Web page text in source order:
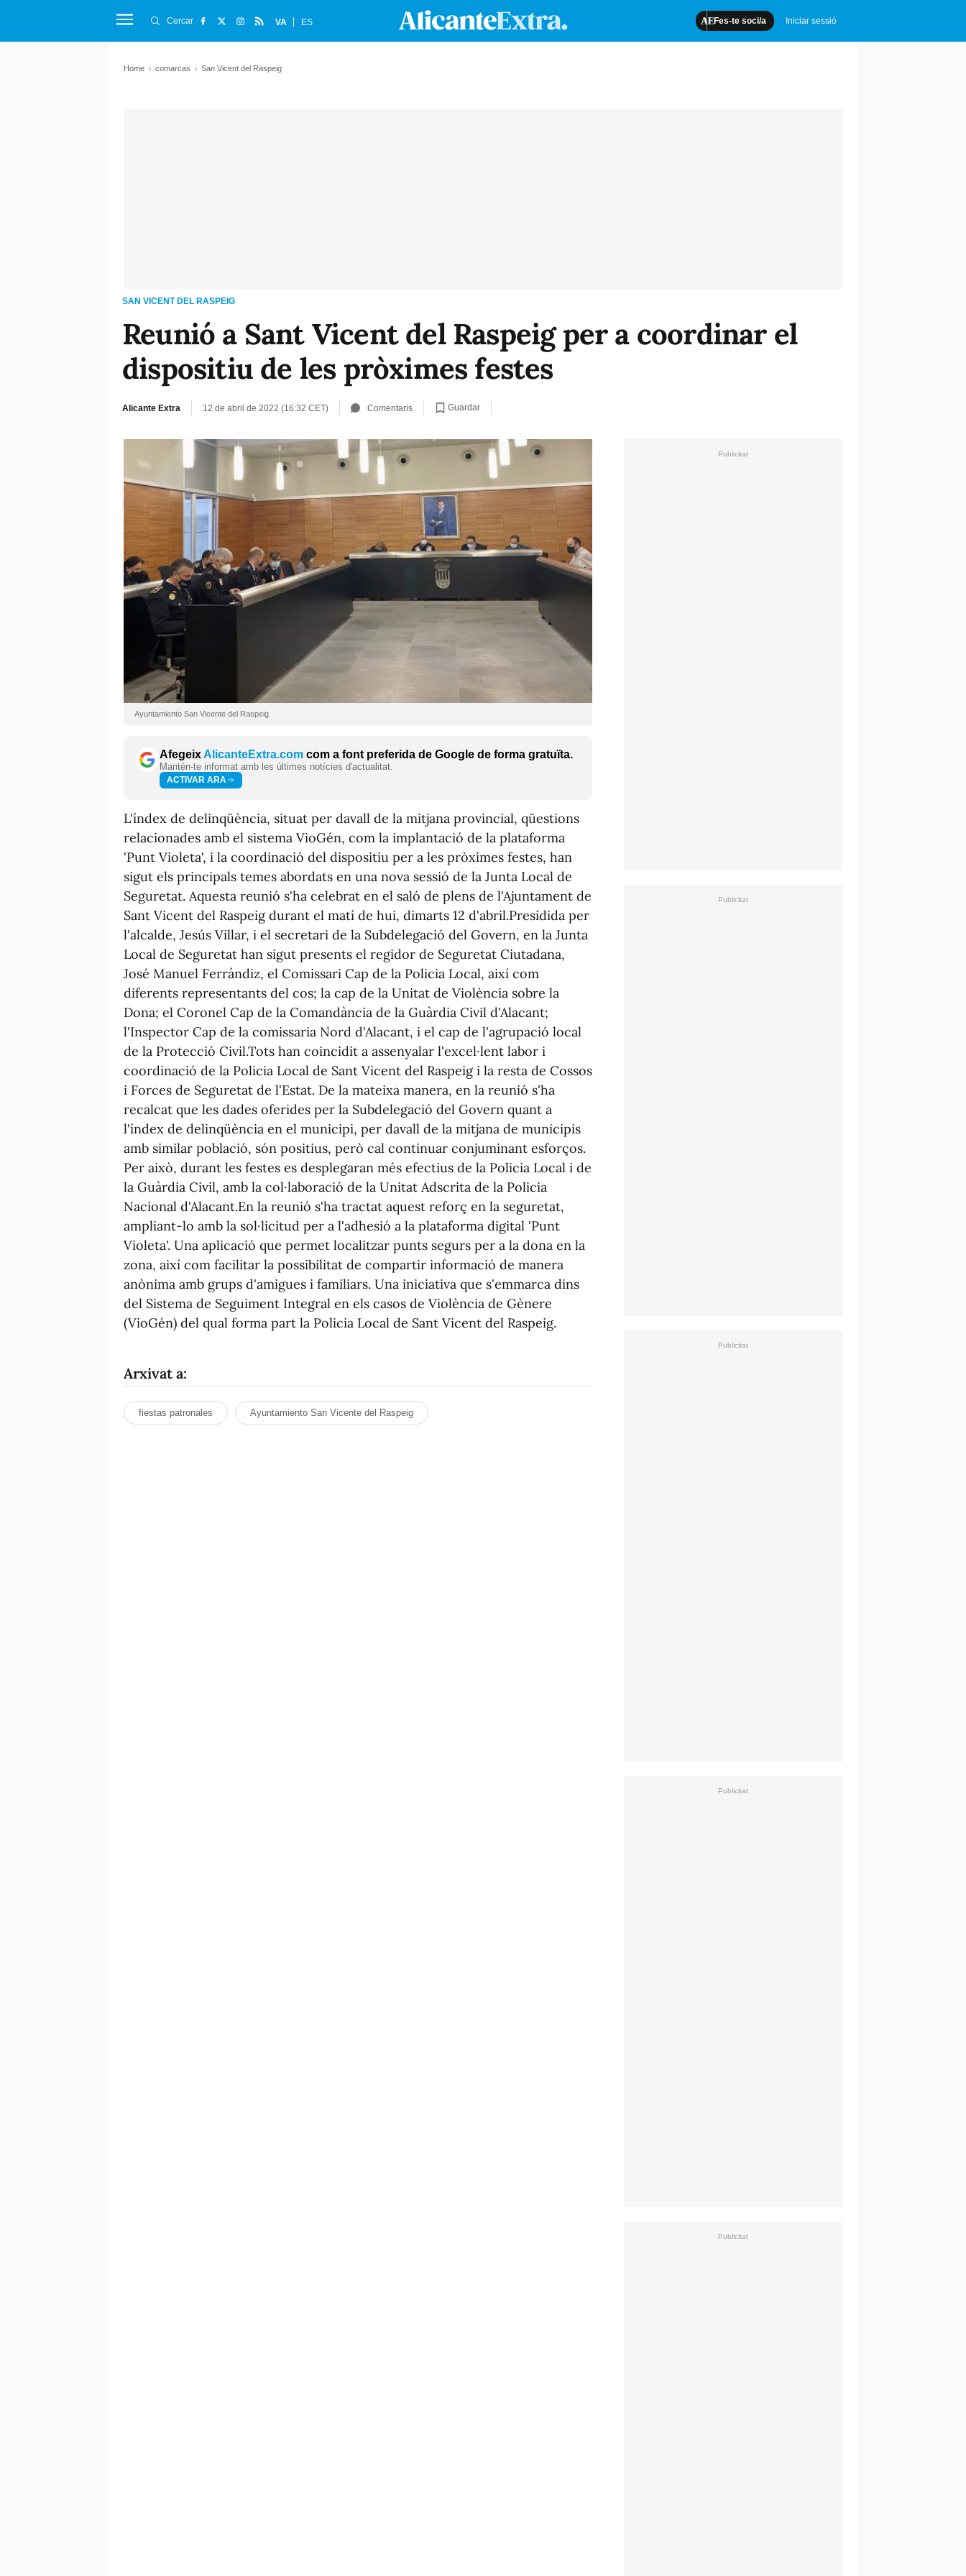
Fes-te soci/a Iniciar sessió
Cercar VA ES
Home comarcas San Vicent del Raspeig
SAN VICENT DEL RASPEIG
Reunió a Sant Vicent del Raspeig per a coordinar el
dispositiu de les pròximes festes
Alicante Extra 12 de abril de 2022 (16:32 CET) Comentaris Guardar
Ayuntamiento San Vicente del Raspeig
AfegeixAlicanteExtra.com com a font preferida de Google de forma gratuïta.
Mantén-te informat amb les últimes notícies d'actualitat.
ACTIVAR ARA
L'índex de delinqüència, situat per davall de la mitjana provincial, qüestions
relacionades amb el sistema VioGén, com la implantació de la plataforma
'Punt Violeta', i la coordinació del dispositiu per a les pròximes festes, han
sigut els principals temes abordats en una nova sessió de la Junta Local de
Seguretat. Aquesta reunió s'ha celebrat en el saló de plens de l'Ajuntament de
Sant Vicent del Raspeig durant el matí de hui, dimarts 12 d'abril.Presidida per
l'alcalde, Jesús Villar, i el secretari de la Subdelegació del Govern, en la Junta
Local de Seguretat han sigut presents el regidor de Seguretat Ciutadana,
José Manuel Ferrándiz, el Comissari Cap de la Policia Local, així com
diferents representants del cos; la cap de la Unitat de Violència sobre la
Dona; el Coronel Cap de la Comandància de la Guàrdia Civil d'Alacant;
l'Inspector Cap de la comissaria Nord d'Alacant, i el cap de l'agrupació local
de la Protecció Civil.Tots han coincidit a assenyalar l'excel·lent labor i
coordinació de la Policia Local de Sant Vicent del Raspeig i la resta de Cossos
i Forces de Seguretat de l'Estat. De la mateixa manera, en la reunió s'ha
recalcat que les dades oferides per la Subdelegació del Govern quant a
l'índex de delinqüència en el municipi, per davall de la mitjana de municipis
amb similar població, són positius, però cal continuar conjuminant esforços.
Per això, durant les festes es desplegaran més efectius de la Policia Local i de
la Guàrdia Civil, amb la col·laboració de la Unitat Adscrita de la Policia
Nacional d'Alacant.En la reunió s'ha tractat aquest reforç en la seguretat,
ampliant-lo amb la sol·licitud per a l'adhesió a la plataforma digital 'Punt
Violeta'. Una aplicació que permet localitzar punts segurs per a la dona en la
zona, així com facilitar la possibilitat de compartir informació de manera
anònima amb grups d'amigues i familiars. Una iniciativa que s'emmarca dins
del Sistema de Seguiment Integral en els casos de Violència de Gènere
(VioGén) del qual forma part la Policia Local de Sant Vicent del Raspeig.
Arxivat a:
fiestas patronales Ayuntamiento San Vicente del Raspeig